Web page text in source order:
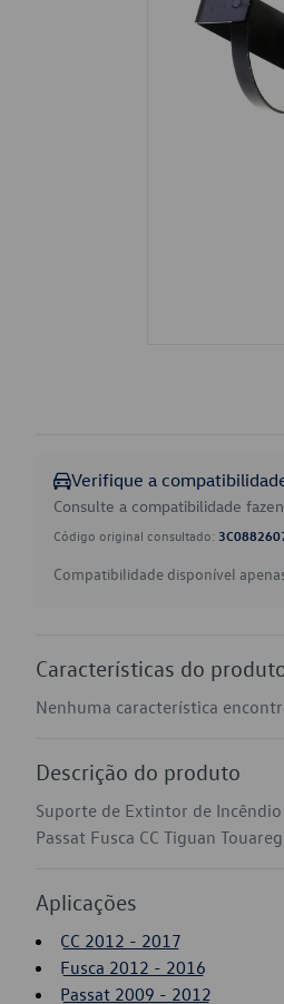
Verifique a
Consulte a compatibilidade
Código original consultado:
Compatibilidade disponível
Características do
Nenhuma característica
Descrição do produto
Suporte de Extintor de
Passat Fusca CC Tiguan
Aplicações
CC 2012 - 2017
Fusca 2012 - 2016
Passat 2009 - 2012